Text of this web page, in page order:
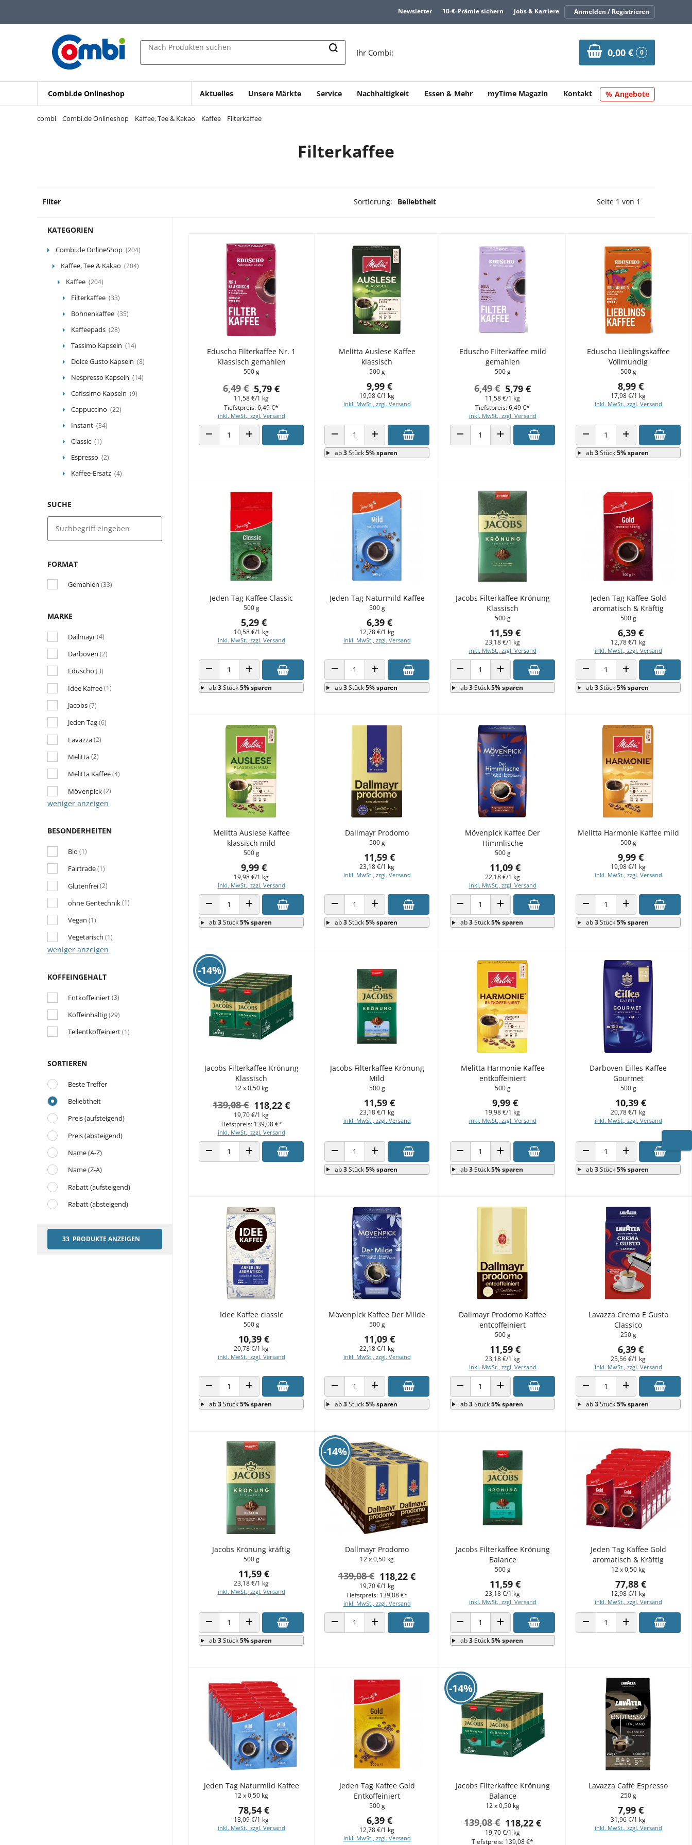
Zur Navigation springen
Zur Suche springen
Newsletter 10-€-Prämie sichern Jobs & Karriere Anmelden / Registrieren
Nach Produkten suchen
Ihr Combi: 0,00 € 0
Combi.de Onlineshop Aktuelles Unsere Märkte Service Nachhaltigkeit Essen & Mehr myTime Magazin Kontakt Angebote
combi Combi.de Onlineshop Kaffee, Tee & Kakao Kaffee Filterkaffee
Filterkaffee
Filter Sortierung: Beliebtheit Vorherige Seite
Seite 1 von 1
KATEGORIEN
Combi.de OnlineShop (204)
Kaffee, Tee & Kakao (204)
Kaffee (204)
Filterkaffee (33)
Bohnenkaffee (35)
Kaffeepads (28)
Tassimo Kapseln (14)
Dolce Gusto Kapseln (8)
Nespresso Kapseln (14)
Cafissimo Kapseln (9)
Cappuccino (22)
Instant (34)
Classic (1)
Espresso (2)
Kaffee-Ersatz (4)
SUCHE
FORMAT
Gemahlen (33)
MARKE
Dallmayr(4)
Darboven (2)
Eduscho (3)
Idee Kaffee(1)
Jacobs(7)
Jeden Tag(6)
Lavazza(2)
Melitta(2)
Melitta Kaffee(4)
Mövenpick(2)
weniger anzeigen
BESONDERHEITEN
Bio (1)
Fairtrade(1)
Glutenfrei(2)
ohne Gentechnik(1)
Vegan (1)
Vegetarisch (1)
weniger anzeigen
KOFFEINGEHALT
Entkoffeiniert(3)
Koffeinhaltig(29)
Teilentkoffeiniert(1)
SORTIEREN
Beste Treffer
Beliebtheit
Preis (aufsteigend)
Preis (absteigend)
Name (A-Z)
Name (Z-A)
Rabatt (aufsteigend)
Rabatt (absteigend)
33 PRODUKTE ANZEIGEN
Eduscho Filterkaffee Nr. 1
Klassisch gemahlen
500 g
5,79 €
6,49 €
11,58 €/1 kg
inkl. MwSt., zzgl. Versand
Tiefstpreis: 6,49 €*
ANZAHL VERRINGERNANZAHL ERHÖHEN
Melitta Auslese Kaffee
klassisch
500 g
9,99 €
19,98 €/1 kg
inkl. MwSt., zzgl. Versand
ANZAHL VERRINGERNANZAHL ERHÖHEN
ab3Stück5% sparen
Eduscho Filterkaffee mild
gemahlen
500 g
5,79 €
6,49 €
11,58 €/1 kg
inkl. MwSt., zzgl. Versand
Tiefstpreis: 6,49 €*
ANZAHL VERRINGERNANZAHL ERHÖHEN
Eduscho Lieblingskaffee
Vollmundig
500 g
8,99 €
17,98 €/1 kg
inkl. MwSt., zzgl. Versand
ANZAHL VERRINGERNANZAHL ERHÖHEN
ab3Stück5% sparen
Jeden Tag Kaffee Classic
500 g
5,29 €
10,58 €/1 kg
inkl. MwSt., zzgl. Versand
ANZAHL VERRINGERNANZAHL ERHÖHEN
ab3Stück5% sparen
Jeden Tag Naturmild Kaffee
500 g
6,39 €
12,78 €/1 kg
inkl. MwSt., zzgl. Versand
ANZAHL VERRINGERNANZAHL ERHÖHEN
ab3Stück5% sparen
Jacobs Filterkaffee Krönung
Klassisch
500 g
11,59 €
23,18 €/1 kg
inkl. MwSt., zzgl. Versand
ANZAHL VERRINGERNANZAHL ERHÖHEN
ab3Stück5% sparen
Jeden Tag Kaffee Gold
aromatisch & Kräftig
500 g
6,39 €
12,78 €/1 kg
inkl. MwSt., zzgl. Versand
ANZAHL VERRINGERNANZAHL ERHÖHEN
ab3Stück5% sparen
Melitta Auslese Kaffee
klassisch mild
500 g
9,99 €
19,98 €/1 kg
inkl. MwSt., zzgl. Versand
ANZAHL VERRINGERNANZAHL ERHÖHEN
ab3Stück5% sparen
Dallmayr Prodomo
500 g
11,59 €
23,18 €/1 kg
inkl. MwSt., zzgl. Versand
ANZAHL VERRINGERNANZAHL ERHÖHEN
ab3Stück5% sparen
Mövenpick Kaffee Der
Himmlische
500 g
11,09 €
22,18 €/1 kg
inkl. MwSt., zzgl. Versand
ANZAHL VERRINGERNANZAHL ERHÖHEN
ab3Stück5% sparen
Melitta Harmonie Kaffee mild
500 g
9,99 €
19,98 €/1 kg
inkl. MwSt., zzgl. Versand
ANZAHL VERRINGERNANZAHL ERHÖHEN
ab3Stück5% sparen
-14%
Jacobs Filterkaffee Krönung
Klassisch
12 x 0,50 kg
118,22 €
139,08 €
19,70 €/1 kg
inkl. MwSt., zzgl. Versand
Tiefstpreis: 139,08 €*
ANZAHL VERRINGERNANZAHL ERHÖHEN
Jacobs Filterkaffee Krönung
Mild
500 g
11,59 €
23,18 €/1 kg
inkl. MwSt., zzgl. Versand
ANZAHL VERRINGERNANZAHL ERHÖHEN
ab3Stück5% sparen
Melitta Harmonie Kaffee
entkoffeiniert
500 g
9,99 €
19,98 €/1 kg
inkl. MwSt., zzgl. Versand
ANZAHL VERRINGERNANZAHL ERHÖHEN
ab3Stück5% sparen
Darboven Eilles Kaffee
Gourmet
500 g
10,39 €
20,78 €/1 kg
inkl. MwSt., zzgl. Versand
ANZAHL VERRINGERNANZAHL ERHÖHEN
ab3Stück5% sparen
Idee Kaffee classic
500 g
10,39 €
20,78 €/1 kg
inkl. MwSt., zzgl. Versand
ANZAHL VERRINGERNANZAHL ERHÖHEN
ab3Stück5% sparen
Mövenpick Kaffee Der Milde
500 g
11,09 €
22,18 €/1 kg
inkl. MwSt., zzgl. Versand
ANZAHL VERRINGERNANZAHL ERHÖHEN
ab3Stück5% sparen
Dallmayr Prodomo Kaffee
entcoffeiniert
500 g
11,59 €
23,18 €/1 kg
inkl. MwSt., zzgl. Versand
ANZAHL VERRINGERNANZAHL ERHÖHEN
ab3Stück5% sparen
Lavazza Crema E Gusto
Classico
250 g
6,39 €
25,56 €/1 kg
inkl. MwSt., zzgl. Versand
ANZAHL VERRINGERNANZAHL ERHÖHEN
ab3Stück5% sparen
Jacobs Krönung kräftig
500 g
11,59 €
23,18 €/1 kg
inkl. MwSt., zzgl. Versand
ANZAHL VERRINGERNANZAHL ERHÖHEN
ab3Stück5% sparen
-14%
Dallmayr Prodomo
12 x 0,50 kg
118,22 €
139,08 €
19,70 €/1 kg
inkl. MwSt., zzgl. Versand
Tiefstpreis: 139,08 €*
ANZAHL VERRINGERNANZAHL ERHÖHEN
Jacobs Filterkaffee Krönung
Balance
500 g
11,59 €
23,18 €/1 kg
inkl. MwSt., zzgl. Versand
ANZAHL VERRINGERNANZAHL ERHÖHEN
ab3Stück5% sparen
Jeden Tag Kaffee Gold
aromatisch & Kräftig
12 x 0,50 kg
77,88 €
12,98 €/1 kg
inkl. MwSt., zzgl. Versand
ANZAHL VERRINGERNANZAHL ERHÖHEN
Jeden Tag Naturmild Kaffee
12 x 0,50 kg
78,54 €
13,09 €/1 kg
inkl. MwSt., zzgl. Versand
Jeden Tag Kaffee Gold
Entkoffeiniert
500 g
6,39 €
12,78 €/1 kg
inkl. MwSt., zzgl. Versand
-14%
Jacobs Filterkaffee Krönung
Balance
12 x 0,50 kg
118,22 €
139,08 €
19,70 €/1 kg
Tiefstpreis: 139,08 €*
Lavazza Caffé Espresso
250 g
7,99 €
31,96 €/1 kg
inkl. MwSt., zzgl. Versand